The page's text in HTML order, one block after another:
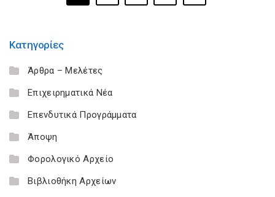
Κατηγορίες
Άρθρα – Μελέτες
Επιχειρηματικά Νέα
Επενδυτικά Προγράμματα
Άποψη
Φορολογικό Αρχείο
Βιβλιοθήκη Αρχείων